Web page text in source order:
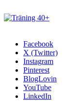
Facebook
X (Twitter)
Instagram
Pinterest
BlogLovin
YouTube
LinkedIn